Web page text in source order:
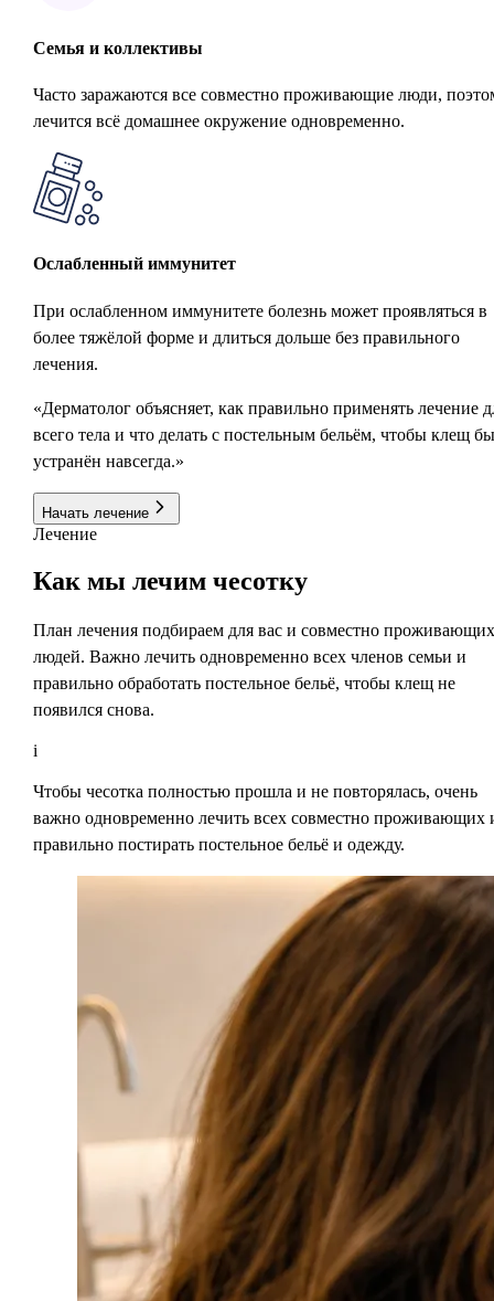
Семья и коллективы
Часто заражаются все совместно проживающие люди,
лечится всё домашнее окружение одновременно.
Ослабленный иммунитет
При ослабленном иммунитете болезнь может проявляться в
более тяжёлой форме и длиться дольше без правильного
лечения.
«Дерматолог объясняет, как правильно применять лечение
всего тела и что делать с постельным бельём, чтобы клещ
устранён навсегда.»
Начать лечение
Лечение
Как мы лечим чесотку
План лечения подбираем для вас и совместно проживающих
людей. Важно лечить одновременно всех членов семьи и
правильно обработать постельное бельё, чтобы клещ не
появился снова.
i
Чтобы чесотка полностью прошла и не повторялась, очень
важно одновременно лечить всех совместно проживающих
правильно постирать постельное бельё и одежду.